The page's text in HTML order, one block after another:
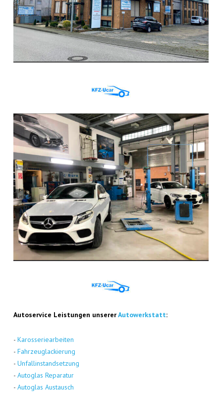
Auto­ser­vice Leis­tun­gen unse­rerAuto­werk­statt:
- Karos­se­rie­ar­bei­ten
- Fahr­zeug­la­ckie­rung
- Unfall­in­stand­set­zung
- Auto­glas Repa­ra­tur
- Auto­glas Aus­tausch